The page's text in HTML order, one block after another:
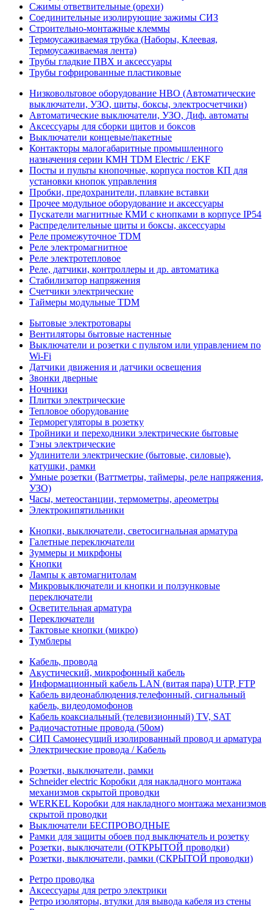
Сжимы ответвительные (орехи)
Соединительные изолирующие зажимы СИЗ
Строительно-монтажные клеммы
Термоусаживаемая трубка (Наборы, Клеевая,
Термоусаживаемая лента)
Трубы гладкие ПВХ и аксессуары
Трубы гофрированные пластиковые
Низковольтовое оборудование НВО (Автоматические
выключатели, УЗО, щиты, боксы, электросчетчики)
Автоматические выключатели, УЗО, Диф. автоматы
Аксессуары для сборки щитов и боксов
Выключатели концевые/пакетные
Контакторы малогабаритные промышленного
назначения серии КМН TDM Electric / EKF
Посты и пульты кнопочные, корпуса постов КП для
установки кнопок управления
Пробки, предохранители, плавкие вставки
Прочее модульное оборудование и аксессуары
Пускатели магнитные КМИ с кнопками в корпусе IP54
Распределительные щиты и боксы, аксессуары
Реле промежуточное TDM
Реле электромагнитное
Реле электротепловое
Реле, датчики, контроллеры и др. автоматика
Стабилизатор напряжения
Счетчики электрические
Таймеры модульные TDM
Бытовые электротовары
Вентиляторы бытовые настенные
Выключатели и розетки с пультом или управлением по
Wi-Fi
Датчики движения и датчики освещения
Звонки дверные
Ночники
Плитки электрические
Тепловое оборудование
Терморегуляторы в розетку
Тройники и переходники электрические бытовые
Тэны электрические
Удлинители электрические (бытовые, силовые),
катушки, рамки
Умные розетки (Ваттметры, таймеры, реле напряжения,
УЗО)
Часы, метеостанции, термометры, ареометры
Электрокипятильники
Кнопки, выключатели, светосигнальная арматура
Галетные переключатели
Зуммеры и микрфоны
Кнопки
Лампы к автомагнитолам
Микровыключатели и кнопки и ползунковые
переключатели
Осветительная арматура
Переключатели
Тактовые кнопки (микро)
Тумблеры
Кабель, провода
Акустический, микрофонный кабель
Информационный кабель LAN (витая пара) UTP, FTP
Кабель видеонаблюдения,телефонный, сигнальный
кабель, видеодомофонов
Кабель коаксиальный (телевизионный) TV, SAT
Радиочастотные провода (50ом)
СИП Самонесущий изолированный провод и арматура
Электрические провода / Кабель
Розетки, выключатели, рамки
Schneider electric Коробки для накладного монтажа
механизмов скрытой проводки
WERKEL Коробки для накладного монтажа механизмов
скрытой проводки
Выключатели БЕСПРОВОДНЫЕ
Рамки для защиты обоев под выключатель и розетку
Розетки, выключатели (ОТКРЫТОЙ проводки)
Розетки, выключатели, рамки (СКРЫТОЙ проводки)
Ретро проводка
Аксессуары для ретро электрики
Ретро изоляторы, втулки для вывода кабеля из стены